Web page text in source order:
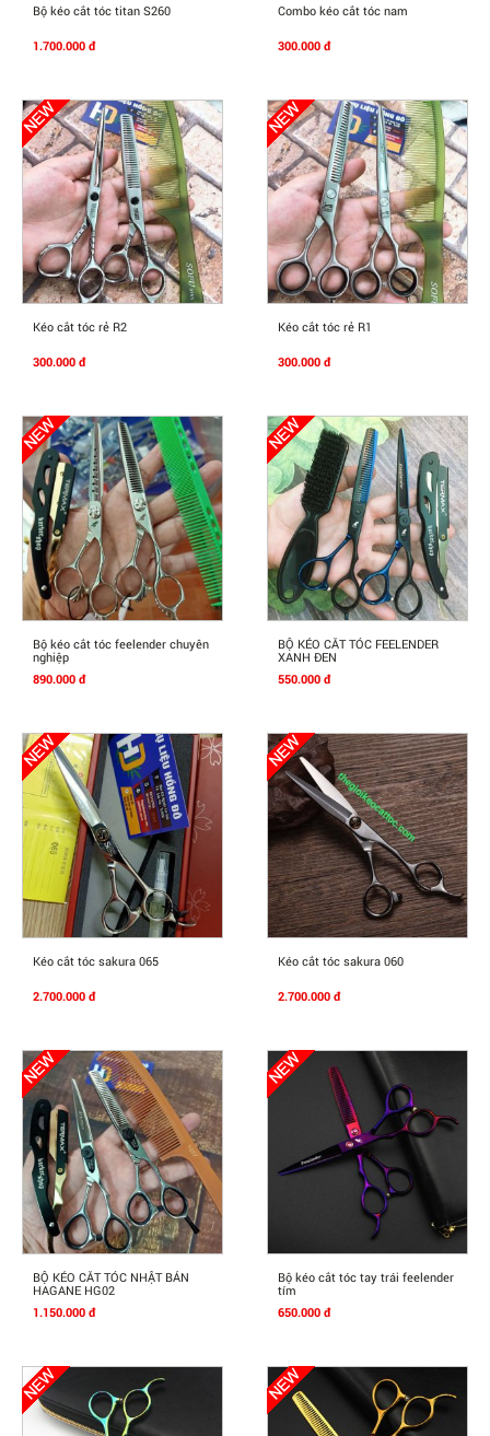
Mua Ngay
Bộ kéo cắt tóc titan S260
1.700.000 đ
Mua Ngay
Combo kéo cắt tóc nam
300.000 đ
Mua Ngay
Kéo cắt tóc rẻ R2
300.000 đ
Mua Ngay
Kéo cắt tóc rẻ R1
300.000 đ
Mua Ngay
Bộ kéo cắt tóc feelender chuyên
nghiệp
890.000 đ
Mua Ngay
BỘ KÉO CẮT TÓC FEELENDER
XANH ĐEN
550.000 đ
Mua Ngay
Kéo cắt tóc sakura 065
2.700.000 đ
Mua Ngay
Kéo cắt tóc sakura 060
2.700.000 đ
Mua Ngay
BỘ KÉO CẮT TÓC NHẬT BẢN
HAGANE HG02
1.150.000 đ
Mua Ngay
Bộ kéo cắt tóc tay trái feelender
tím
650.000 đ